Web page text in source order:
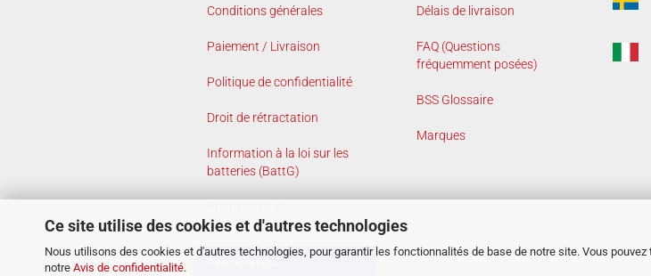
Ce site utilise des cookies et d'autres technologies
Nous utilisons des cookies et d'autres technologies, pour garantir les fonctionnalités de base de notre site. Vous
notre Avis de confidentialité.
Conditions générales
Paiement / Livraison
Politique de confidentialité
Droit de rétractation
Information à la loi sur les
batteries (BattG)
confidentialité
Délais de livraison
FAQ (Questions
fréquemment posées)
BSS Glossaire
Marques